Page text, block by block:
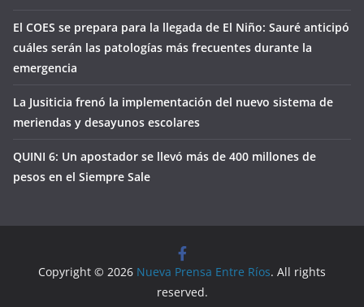
El COES se prepara para la llegada de El Niño: Sauré anticipó
cuáles serán las patologías más frecuentes durante la
emergencia
La Jusiticia frenó la implementación del nuevo sistema de
meriendas y desayunos escolares
QUINI 6: Un apostador se llevó más de 400 millones de
pesos en el Siempre Sale
Copyright © 2026 Nueva Prensa Entre Ríos. All rights
reserved.